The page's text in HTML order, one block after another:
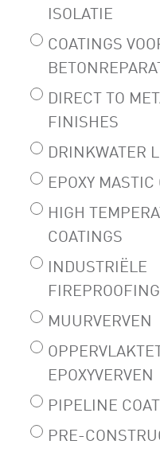
ISOLATIE
COATINGS
DIRECT TO
FINISHES
DRINKWATER
EPOXY MASTIC
HIGH
COATINGS
INDUSTRIËLE
FIREPROOFING
MUURVERVEN
EPOXYVERVEN
PIPELINE
PRE-